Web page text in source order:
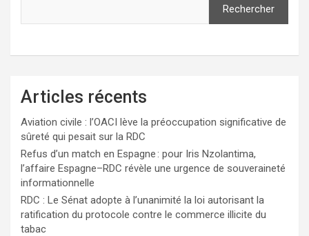
Rechercher
Articles récents
Aviation civile : l’OACI lève la préoccupation significative de
sûreté qui pesait sur la RDC
Refus d’un match en Espagne : pour Iris Nzolantima,
l’affaire Espagne–RDC révèle une urgence de souveraineté
informationnelle
RDC : Le Sénat adopte à l’unanimité la loi autorisant la
ratification du protocole contre le commerce illicite du
tabac